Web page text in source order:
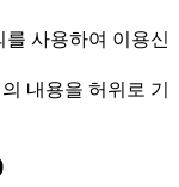
를 사용하여 이용신
내용을 허위로 기